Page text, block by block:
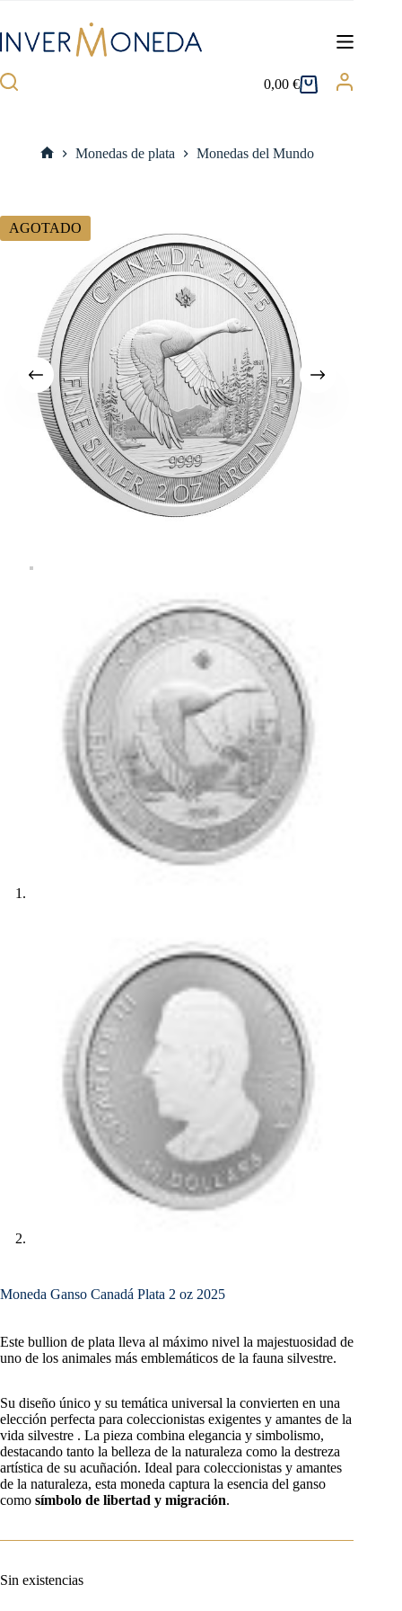
contenido
Carro
0,00€
Monedas de plata Monedas del Mundo
AGOTADO
Moneda Ganso Canadá Plata 2 oz 2025
Este bullion de plata lleva al máximo nivel la majestuosidad de
uno de los animales más emblemáticos de la fauna silvestre.
Su diseño único y su temática universal la convierten en una
elección perfecta para coleccionistas exigentes y amantes de la
vida silvestre . La pieza combina elegancia y simbolismo,
destacando tanto la belleza de la naturaleza como la destreza
artística de su acuñación. Ideal para coleccionistas y amantes
de la naturaleza, esta moneda captura la esencia del ganso
como símbolo de libertad y migración.
Sin existencias